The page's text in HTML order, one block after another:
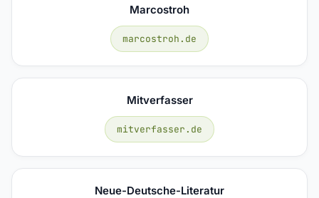
Marcostroh
marcostroh.de
Mitverfasser
mitverfasser.de
Neue-Deutsche-Literatur